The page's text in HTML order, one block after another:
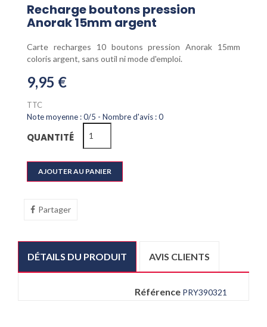
Recharge boutons pression
Anorak 15mm argent
Carte recharges 10 boutons pression Anorak 15mm
coloris argent, sans outil ni mode d'emploi.
9,95 €
TTC
Note moyenne :0/5 - Nombre d'avis :0
QUANTITÉ
AJOUTER AU PANIER
Partager
DÉTAILS DU PRODUIT AVIS CLIENTS
Référence PRY390321